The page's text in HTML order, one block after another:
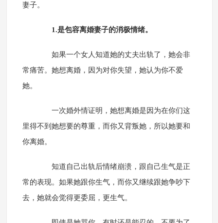
妻子。
1.是包容离婚妻子的消极情绪。
如果一个女人知道她的丈夫出轨了，她会非
常痛苦。她想离婚，因为对你失望，她认为你不爱
她。
一次婚外情证明，她想离婚是因为在你们这
里得不到她想要的尊重，而你又背叛她，所以她要和
你离婚。
知道自己出轨后情绪崩溃，跟自己生气是正
常的表现。如果她跟你生气，而你又继续跟她争吵下
去，她就会觉得更委屈，更生气。